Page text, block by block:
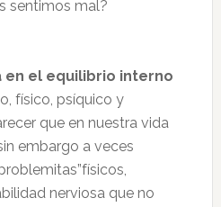
sentimos mal?
en el equilibrio interno
físico, psíquico y
que en nuestra vida
embargo a veces
nerviosa que no